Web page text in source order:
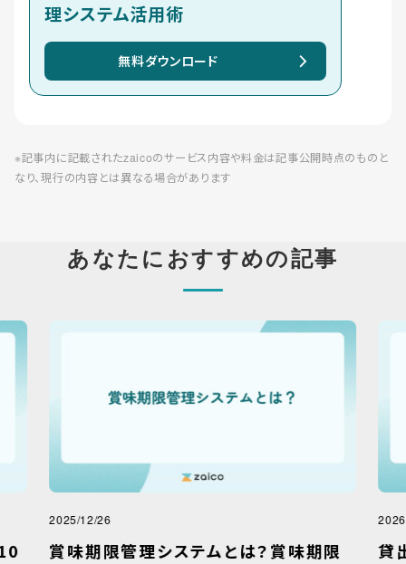
理システム活用術
無料ダウンロード
※記事内に記載されたzaicoのサービス内容や料金は記事公開時点のものと
なり、現行の内容とは異なる場合があります
あなたにおすすめの記事
2025/12/26
賞味期限管理システムとは？賞味期限
貸